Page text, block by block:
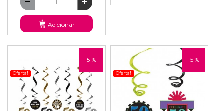
Adicionar
-51%
Oferta!
-51%
Oferta!